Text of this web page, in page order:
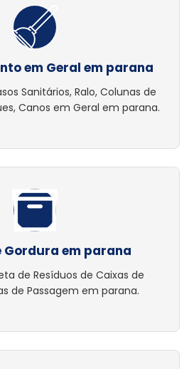
em Geral em parana
Sanitários, Ralo, Colunas de
Canos em Geral em parana.
Gordura em parana
de Resíduos de Caixas de
de Passagem em parana.